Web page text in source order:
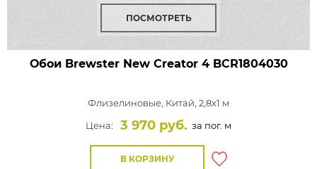
ПОСМОТРЕТЬ
Обои Brewster New Creator 4BCR1804030
Флизелиновые, Китай, 2,8x1 м
Цена:
3 970 руб. за пог. м
В КОРЗИНУ